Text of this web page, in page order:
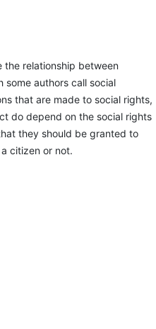
the relationship between
some authors call social
that are made to social rights,
do depend on the social rights
they should be granted to
citizen or not.